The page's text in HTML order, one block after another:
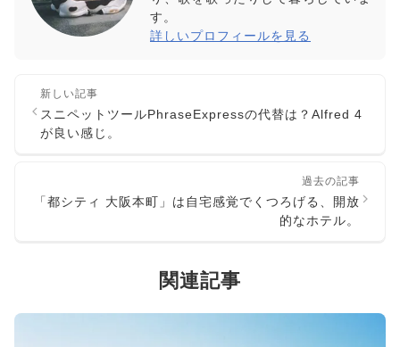
す。
詳しいプロフィールを見る
新しい記事
スニペットツールPhraseExpressの代替は？Alfred 4
が良い感じ。
過去の記事
「都シティ 大阪本町」は自宅感覚でくつろげる、開放
的なホテル。
関連記事